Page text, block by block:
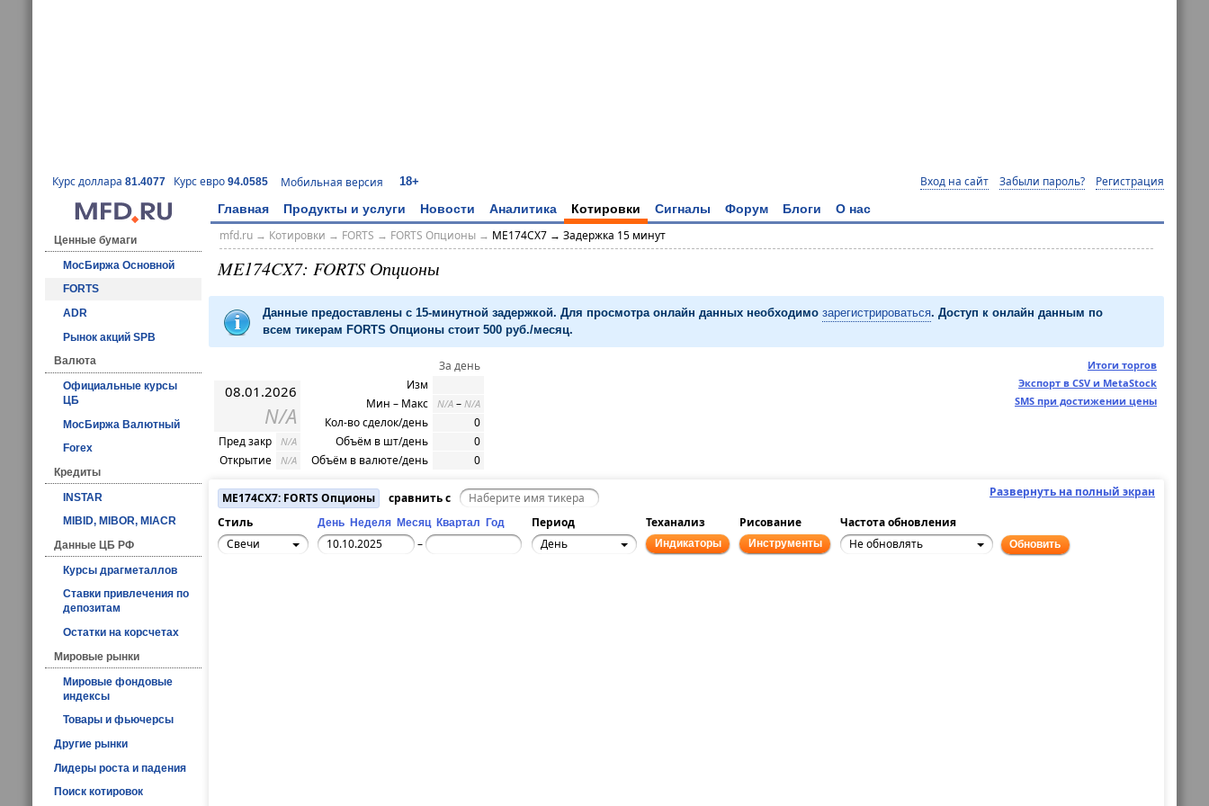
Курс доллара 81.4077 Курс евро 94.0585 Мобильная версия 18+ Вход на сайт Забыли пароль? Регистрация
Главная Продукты и услуги Новости Аналитика Котировки Сигналы Форум Блоги О нас
Ценные бумаги
МосБиржа Основной
FORTS
ADR
Рынок акций SPB
Валюта
Официальные курсы
ЦБ
МосБиржа Валютный
Forex
Кредиты
INSTAR
MIBID, MIBOR, MIACR
Данные ЦБ РФ
Курсы драгметаллов
Ставки привлечения по
депозитам
Остатки на корсчетах
Мировые рынки
Мировые фондовые
индексы
Товары и фьючерсы
Другие рынки
Лидеры роста и падения
Поиск котировок
mfd.ru→ Котировки → FORTS → FORTS Опционы→ ME174CX7 → Задержка 15 минут
ME174CX7: FORTS Опционы
Данные предоставлены с 15-минутной задержкой. Для просмотра онлайн данных необходимо зарегистрироваться. Доступ к онлайн данным по
всем тикерам FORTS Опционы стоит 500 руб./месяц.
Итоги торгов
Экспорт в CSV и MetaStock
SMS при достижении цены
08.01.2026
N/A
Пред закр N/A
Открытие N/A
За день
Изм
Мин – Макс
N/A – N/A
Кол-во сделок/день
0
Объём в шт/день
0
Объём в валюте/день
0
Развернуть на полный экран
ME174CX7: FORTS Опционы
сравнить с
Стиль
День Неделя Месяц Квартал Год Период Теханализ Рисование
Частота обновления
Свечи
– День Индикаторы Инструменты Не обновлять Обновить